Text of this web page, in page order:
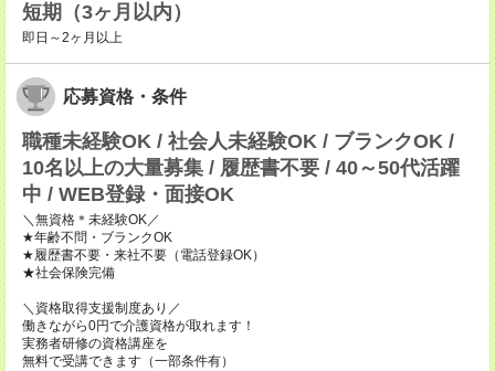
短期（3ヶ月以内）
即日～2ヶ月以上
応募資格・条件
職種未経験OK / 社会人未経験OK / ブランクOK /
10名以上の大量募集 / 履歴書不要 / 40～50代活躍
中 / WEB登録・面接OK
＼無資格＊未経験OK／
★年齢不問・ブランクOK
★履歴書不要・来社不要（電話登録OK）
★社会保険完備
＼資格取得支援制度あり／
働きながら0円で介護資格が取れます！
実務者研修の資格講座を
無料で受講できます（一部条件有）